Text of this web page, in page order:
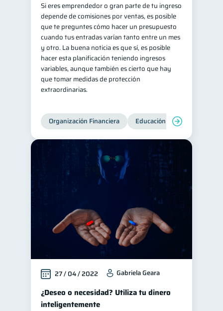
Si eres emprendedor o gran parte de tu ingreso
depende de comisiones por ventas, es posible
que te preguntes cómo hacer un presupuesto
cuando tus entradas varían tanto entre un mes
y otro. La buena noticia es que sí, es posible
hacer esta planificación teniendo ingresos
variables, aunque también es cierto que hay
que tomar medidas de protección
extraordinarias.
Organización Financiera Educación financiera
27 / 04 / 2022 Gabriela Geara
¿Deseo o necesidad? Utiliza tu dinero
inteligentemente